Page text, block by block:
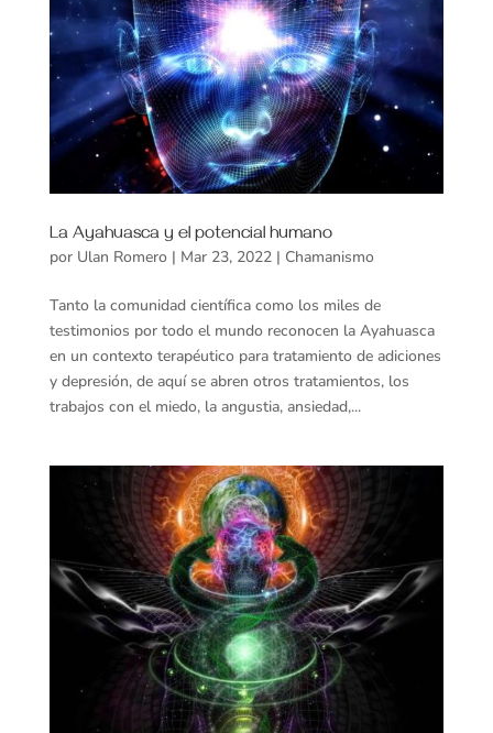
La Ayahuasca y el potencial humano
por Ulan Romero| Mar 23, 2022| Chamanismo
Tanto la comunidad científica como los miles de
testimonios por todo el mundo reconocen la Ayahuasca
en un contexto terapéutico para tratamiento de adiciones
y depresión, de aquí se abren otros tratamientos, los
trabajos con el miedo, la angustia, ansiedad,...